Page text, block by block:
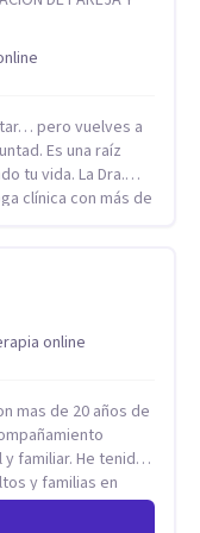
pero vuelves a
Es una raíz
La Dra.
clínica con más de
emocional y los
complejos. Su
premisa clara: no
de la
permitiendo
desde su
y transformar la
online
mas de 20 años de
familiar. He tenido
y familias en
una variedad de